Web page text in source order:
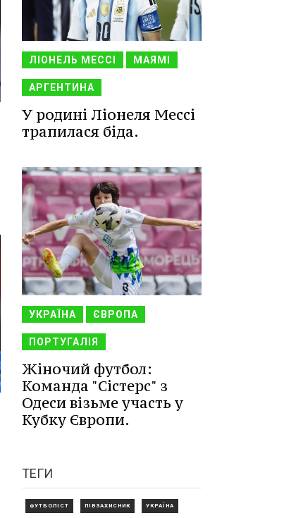
ЛІОНЕЛЬ МЕССІ МАЯМІ
АРГЕНТИНА
У родині Ліонеля Мессі
трапилася біда.
УКРАЇНА ЄВРОПА
ПОРТУГАЛІЯ
Жіночий футбол:
Команда "Сістерс" з
Одеси візьме участь у
Кубку Європи.
ТЕГИ
ФУТБОЛІСТ ПІВЗАХИСНИК УКРАЇНА